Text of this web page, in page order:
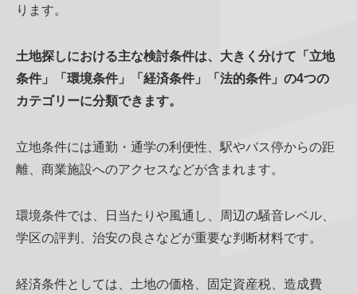
ります。
土地探しにおける主な検討条件は、大きく分けて「立地
条件」「環境条件」「経済条件」「法的条件」の4つの
カテゴリーに分類できます。
立地条件には通勤・通学の利便性、駅やバス停からの距
離、商業施設へのアクセスなどが含まれます。
環境条件では、日当たりや風通し、周辺の騒音レベル、
学区の評判、治安の良さなどが重要な判断材料です。
経済条件としては、土地の価格、固定資産税、造成費